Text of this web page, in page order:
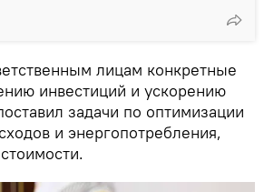
лицам конкретные
инвестиций и ускорению
задачи по оптимизации
и энергопотребления,